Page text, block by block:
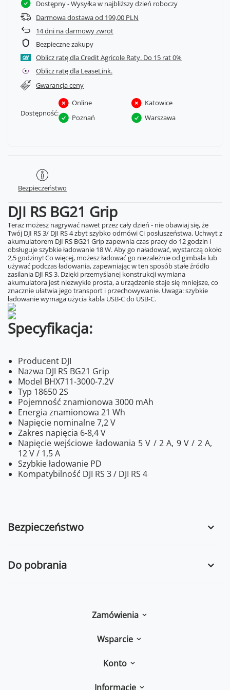
Dostępny- Wysyłka w najbliższy dzień roboczy
Darmowa dostawa od 199,00 PLN
14dni na darmowy zwrot
Bezpieczne zakupy
Oblicz ratę dla Credit Agricole Raty.
Oblicz ratę dla LeaseLink.
Gwarancja ceny
Dostępność:
Online
Katowice
Poznań
Warszawa
Bezpieczeństwo
DJI RS BG21 Grip
Teraz możesz nagrywać nawet przez cały dzień - nie obawiaj się, że
Twój DJI RS 3/ DJI RS 4 zbyt szybko odmówi Ci posłuszeństwa. Uchwyt z
akumulatorem DJI RS BG21 Grip zapewnia czas pracy do 12 godzin i
obsługuje szybkie ładowanie 18 W. Aby go naładować, wystarczą około
2,5 godziny! Co więcej, możesz ładować go niezależnie od gimbala lub
używać podczas ładowania, zapewniając w ten sposób stałe źródło
zasilania DJI RS 3. Dzięki przemyślanej konstrukcji wymiana
akumulatora jest niezwykle prosta, a urządzenie staje się mniejsze, co
znacznie ułatwia jego transport i przechowywanie. Uwaga: szybkie
ładowanie wymaga użycia kabla USB-C do USB-C.
Specyfikacja:
Producent DJI
Nazwa DJI RS BG21 Grip
Model BHX711-3000-7.2V
Typ 18650 2S
Pojemność znamionowa 3000 mAh
Energia znamionowa 21 Wh
Napięcie nominalne 7,2 V
Zakres napięcia 6-8,4 V
Napięcie wejściowe ładowania 5 V / 2 A, 9 V / 2 A,
12 V / 1,5 A
Szybkie ładowanie PD
Kompatybilność DJI RS 3 / DJI RS 4
Bezpieczeństwo
Do pobrania
Zamówienia
Wsparcie
Konto
Informacje